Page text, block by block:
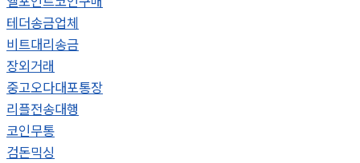
테더송금업체
비트대리송금
장외거래
중고오다대포통장
리플전송대행
코인무통
검돈믹싱